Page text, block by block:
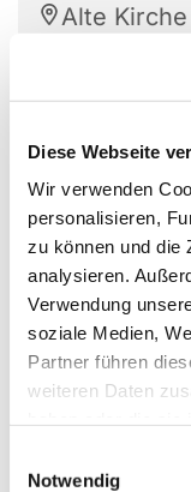
Diese Webseite
Wir verwenden
personalisieren,
zu können und die
analysieren.
Verwendung
soziale Medien,
Partner führen
weiteren Daten
Notwendig
Alte